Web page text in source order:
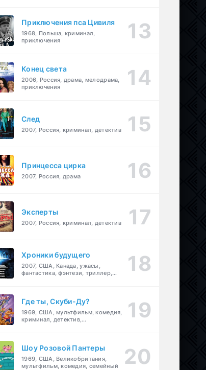
Приключения пса Цивиля
1968, Польша, криминал,
приключения
Конец света
2006, Россия, драма, мелодрама,
приключения
След
2007, Россия, криминал, детектив
Принцесса цирка
2007, Россия, драма
Эксперты
2007, Россия, криминал, детектив
Хроники будущего
2007, США, Канада, ужасы,
фантастика, фэнтези, триллер,
Где ты, Скуби-Ду?
1969, США, мультфильм, комедия,
криминал, детектив,
Шоу Розовой Пантеры
1969, США, Великобритания,
мультфильм, комедия, семейный